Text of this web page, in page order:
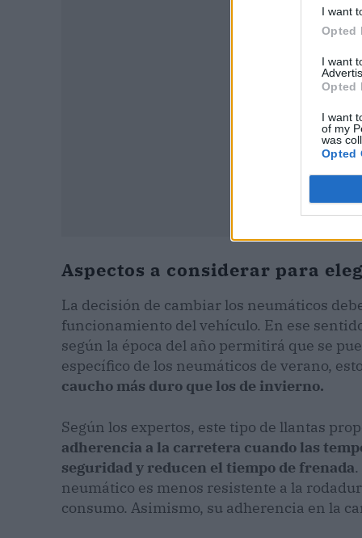
I want
Opted
I want
Opted
I want
of my
was
Opted
Aspectos a considerar para
La decisión de cambiar los neumáticos
funcionamiento del vehículo. En ese
según la época del año permitirá que se
específico de los neumáticos de verano,
caucho más duro que los de invierno.
Según los expertos, este tipo de llantas
adherencia a la carretera cuando las
seguridad y reducen el tiempo de frenada
neumático es menos resistente a la
consumo. Asimismo, su adherencia en la